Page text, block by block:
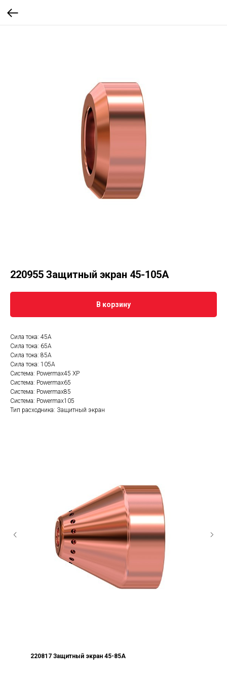
220955 Защитный экран 45-105А
В корзину
Сила тока: 45А
Сила тока: 65А
Сила тока: 85А
Сила тока: 105А
Система: Powermax45 XP
Система: Powermax65
Система: Powermax85
Система: Powermax105
Тип расходника: Защитный экран
220817 Защитный экран 45-85А